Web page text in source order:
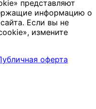
представляют
информацию о
Если вы не
измените
оферта